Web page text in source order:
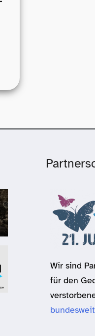
Wir sind
für den